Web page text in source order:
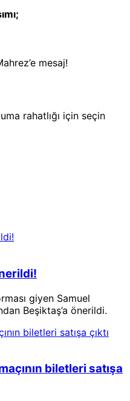
mesaj!
rahatlığı için seçin
giyen Samuel
Beşiktaş’a önerildi.
biletleri satışa